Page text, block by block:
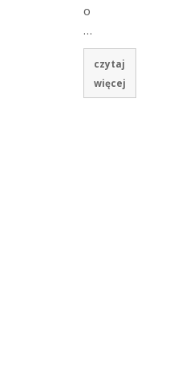
o
…
czytaj
więcej